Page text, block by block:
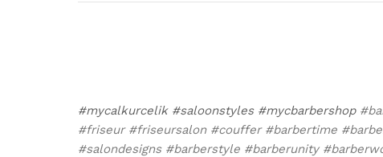
#mycalkurcelik #saloonstyles #mycbarbershop
#friseur #friseursalon #couffer #barbertime
#salondesigns #barberstyle #barberunity